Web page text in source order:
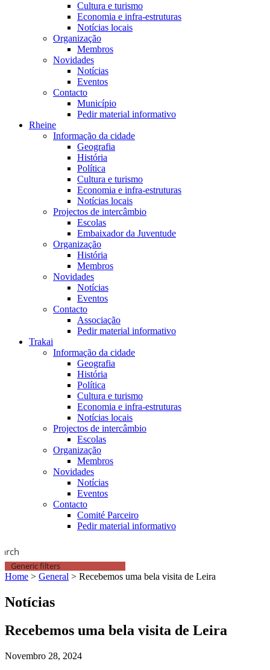
Cultura e turismo
Economia e infra-estruturas
Notícias locais
Organização
Membros
Novidades
Notícias
Eventos
Contacto
Município
Pedir material informativo
Rheine
Informação da cidade
Geografia
História
Política
Cultura e turismo
Economia e infra-estruturas
Notícias locais
Projectos de intercâmbio
Escolas
Embaixador da Juventude
Organização
História
Membros
Novidades
Notícias
Eventos
Contacto
Associação
Pedir material informativo
Trakai
Informação da cidade
Geografia
História
Política
Cultura e turismo
Economia e infra-estruturas
Notícias locais
Projectos de intercâmbio
Escolas
Organização
Membros
Novidades
Notícias
Eventos
Contacto
Comité Parceiro
Pedir material informativo
Generic filters
Home > General > Recebemos uma bela visita de Leira
Notícias
Recebemos uma bela visita de Leira
Novembro 28, 2024